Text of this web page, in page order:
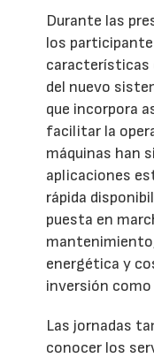
Durante las
los
características
del nuevo
que incorpora
facilitar la
máquinas han
aplicaciones
rápida
puesta en
energética y
inversión como
Las jornadas
conocer los